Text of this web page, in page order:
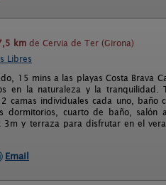
km de Cervia de Ter (Girona)
Libres
15 mins a las playas Costa Brava
en la naturaleza y la tranquilidad.
individuales cada uno, baño
dormitorios, cuarto de baño, salón
y terraza para disfrutar en el
Email